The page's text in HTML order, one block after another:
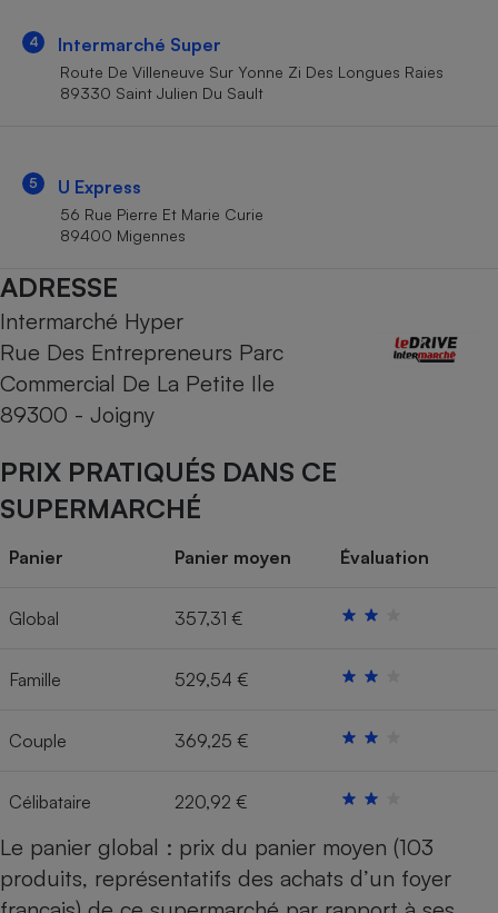
4 Intermarché Super
Route De Villeneuve Sur Yonne Zi Des Longues Raies
89330 Saint Julien Du Sault
5 U Express
56 Rue Pierre Et Marie Curie
89400 Migennes
ADRESSE
Intermarché Hyper
Rue Des Entrepreneurs Parc
Commercial De La Petite Ile
89300 - Joigny
PRIX PRATIQUÉS DANS CE
SUPERMARCHÉ
Panier Panier moyen Évaluation
Global 357,31 €
Famille 529,54 €
Couple 369,25 €
Célibataire 220,92 €
Le panier global : prix du panier moyen (103
produits, représentatifs des achats d’un foyer
Climatiseur -